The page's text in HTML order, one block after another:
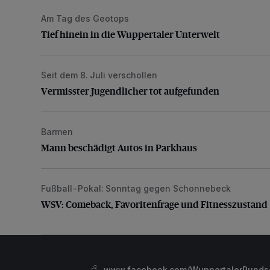
Tief hinein in die Wuppertaler Unterwelt
Am Tag des Geotops
Tief hinein in die Wuppertaler Unterwelt
Vermisster Jugendlicher tot aufgefunden
Seit dem 8. Juli verschollen
Vermisster Jugendlicher tot aufgefunden
Mann beschädigt Autos in Parkhaus
Barmen
Mann beschädigt Autos in Parkhaus
WSV: Comeback, Favoritenfrage und Fitnesszustand
Fußball-Pokal: Sonntag gegen Schonnebeck
WSV: Comeback, Favoritenfrage und Fitnesszustand